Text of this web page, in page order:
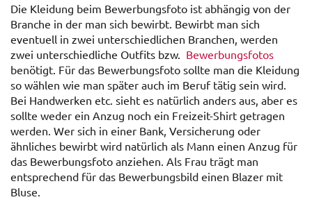
Die Kleidung beim Bewerbungsfoto ist abhängig von der
Branche in der man sich bewirbt. Bewirbt man sich
eventuell in zwei unterschiedlichen Branchen, werden
zwei unterschiedliche Outfits bzw. Bewerbungsfotos
benötigt. Für das Bewerbungsfoto sollte man die Kleidung
so wählen wie man später auch im Beruf tätig sein wird.
Bei Handwerken etc. sieht es natürlich anders aus, aber es
sollte weder ein Anzug noch ein Freizeit-Shirt getragen
werden. Wer sich in einer Bank, Versicherung oder
ähnliches bewirbt wird natürlich als Mann einen Anzug für
das Bewerbungsfoto anziehen. Als Frau trägt man
entsprechend für das Bewerbungsbild einen Blazer mit
Bluse.